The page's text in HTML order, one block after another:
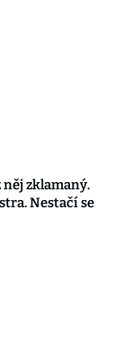
něj zklamaný.
Nestačí se